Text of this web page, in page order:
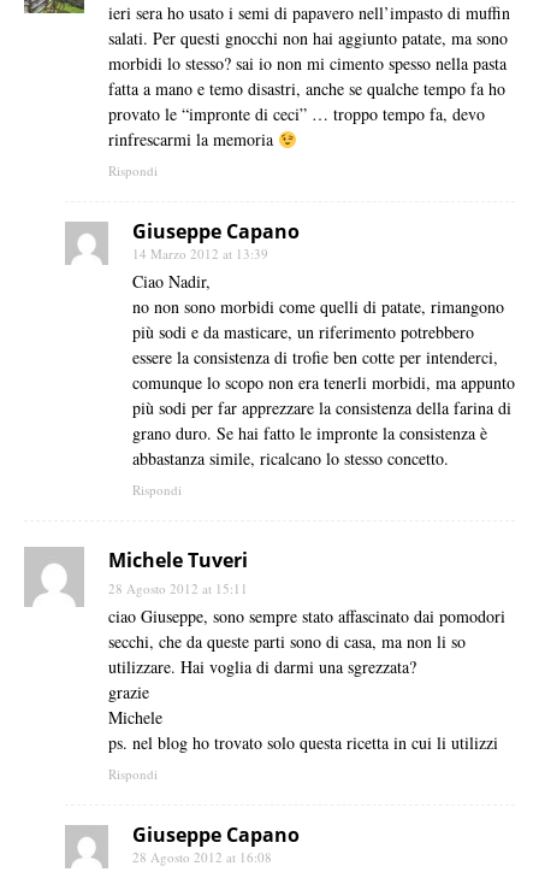
ieri sera ho usato i semi di papavero nell’impasto di muffin
salati. Per questi gnocchi non hai aggiunto patate, ma sono
morbidi lo stesso? sai io non mi cimento spesso nella pasta
fatta a mano e temo disastri, anche se qualche tempo fa ho
provato le “impronte di ceci” … troppo tempo fa, devo
rinfrescarmi la memoria
Rispondi
Giuseppe Capano
14 Marzo 2012 at 13:39
Ciao Nadir,
no non sono morbidi come quelli di patate, rimangono
più sodi e da masticare, un riferimento potrebbero
essere la consistenza di trofie ben cotte per intenderci,
comunque lo scopo non era tenerli morbidi, ma appunto
più sodi per far apprezzare la consistenza della farina di
grano duro. Se hai fatto le impronte la consistenza è
abbastanza simile, ricalcano lo stesso concetto.
Rispondi
Michele Tuveri
28 Agosto 2012 at 15:11
ciao Giuseppe, sono sempre stato affascinato dai pomodori
secchi, che da queste parti sono di casa, ma non li so
utilizzare. Hai voglia di darmi una sgrezzata?
grazie
Michele
ps. nel blog ho trovato solo questa ricetta in cui li utilizzi
Rispondi
Giuseppe Capano
28 Agosto 2012 at 16:08